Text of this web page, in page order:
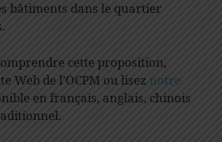
bâtiments dans le quartier
cette proposition,
Web de l’OCPM ou lisez notre
en français, anglais, chinois